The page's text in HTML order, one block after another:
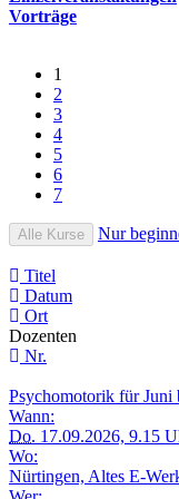
Vorträge
1
2
3
4
5
6
7
Alle Kurse Nur
Titel
Datum
Ort
Dozenten
Nr.
Psychomotorik für Juni
Wann:
Do. 17.09.2026, 9.15
Wo:
Nürtingen, Altes E-